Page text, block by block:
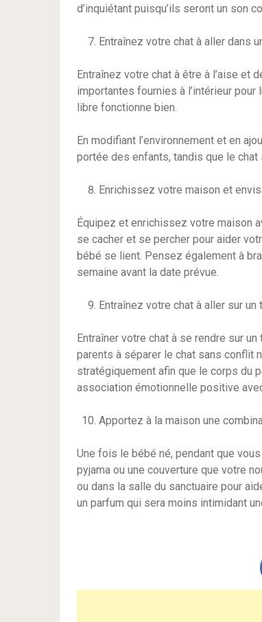
d’inquiétant puisqu’ils seront un son
Entraînez votre chat à aller dans
Entraînez votre chat à être à l’aise
importantes fournies à l’intérieur pour
libre fonctionne bien.
En modifiant l’environnement et en
portée des enfants, tandis que le
Enrichissez votre maison et
Équipez et enrichissez votre maison
se cacher et se percher pour aider
bébé se lient. Pensez également à
semaine avant la date prévue.
Entraînez votre chat à aller sur
Entraîner votre chat à se rendre sur
parents à séparer le chat sans conflit
stratégiquement afin que le corps du
association émotionnelle positive
Apportez à la maison une
Une fois le bébé né, pendant que
pyjama ou une couverture que votre
ou dans la salle du sanctuaire pour
un parfum qui sera moins intimidant